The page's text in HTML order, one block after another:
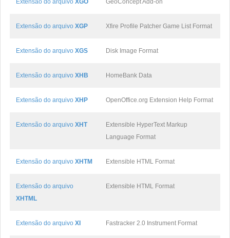
Extensão do arquivo XGO GeoConcept Add-on
Extensão do arquivo XGP Xfire Profile Patcher Game List Format
Extensão do arquivo XGS Disk Image Format
Extensão do arquivo XHB HomeBank Data
Extensão do arquivo XHP OpenOffice.org Extension Help Format
Extensão do arquivo XHT
Extensible HyperText Markup
Language Format
Extensão do arquivo XHTM Extensible HTML Format
Extensão do arquivo
XHTML
Extensible HTML Format
Extensão do arquivo XI Fastracker 2.0 Instrument Format